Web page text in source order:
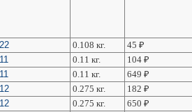
0.108 кг. 45 ₽
0.11 кг. 104 ₽
0.11 кг. 649 ₽
0.275 кг. 182 ₽
0.275 кг. 650 ₽